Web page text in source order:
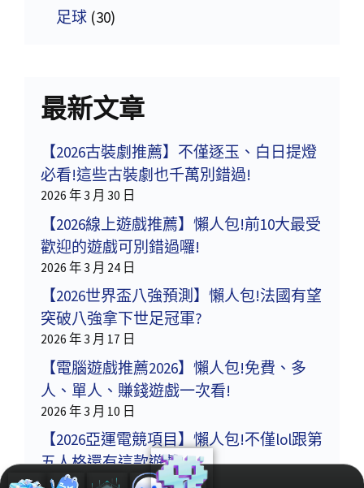
足球 (30)
最新文章
【2026古裝劇推薦】不僅逐玉、白日提燈
必看!這些古裝劇也千萬別錯過!
2026 年 3 月 30 日
【2026線上遊戲推薦】懶人包!前10大最受
歡迎的遊戲可別錯過囉!
2026 年 3 月 24 日
【2026世界盃八強預測】懶人包!法國有望
突破八強拿下世足冠軍?
2026 年 3 月 17 日
【電腦遊戲推薦2026】懶人包!免費、多
人、單人、賺錢遊戲一次看!
2026 年 3 月 10 日
【2026亞運電競項目】懶人包!不僅lol跟第
五人格還有這款遊戲!
2026 年 3 月 3 日